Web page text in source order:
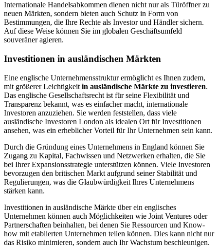
Internationale Handelsabkommen dienen nicht nur als Türöffner zu
neuen Märkten, sondern bieten auch Schutz in Form von
Bestimmungen, die Ihre Rechte als Investor und Händler sichern.
Auf diese Weise können Sie im globalen Geschäftsumfeld
souveräner agieren.
Investitionen in ausländischen Märkten
Eine englische Unternehmensstruktur ermöglicht es Ihnen zudem,
mit größerer Leichtigkeit in ausländische Märkte zu investieren.
Das englische Gesellschaftsrecht ist für seine Flexibilität und
Transparenz bekannt, was es einfacher macht, internationale
Investoren anzuziehen. Sie werden feststellen, dass viele
ausländische Investoren London als idealen Ort für Investitionen
ansehen, was ein erheblicher Vorteil für Ihr Unternehmen sein kann.
Durch die Gründung eines Unternehmens in England können Sie
Zugang zu Kapital, Fachwissen und Netzwerken erhalten, die Sie
bei Ihrer Expansionsstrategie unterstützen können. Viele Investoren
bevorzugen den britischen Markt aufgrund seiner Stabilität und
Regulierungen, was die Glaubwürdigkeit Ihres Unternehmens
stärken kann.
Investitionen in ausländische Märkte über ein englisches
Unternehmen können auch Möglichkeiten wie Joint Ventures oder
Partnerschaften beinhalten, bei denen Sie Ressourcen und Know-
how mit etablierten Unternehmen teilen können. Dies kann nicht nur
das Risiko minimieren, sondern auch Ihr Wachstum beschleunigen.